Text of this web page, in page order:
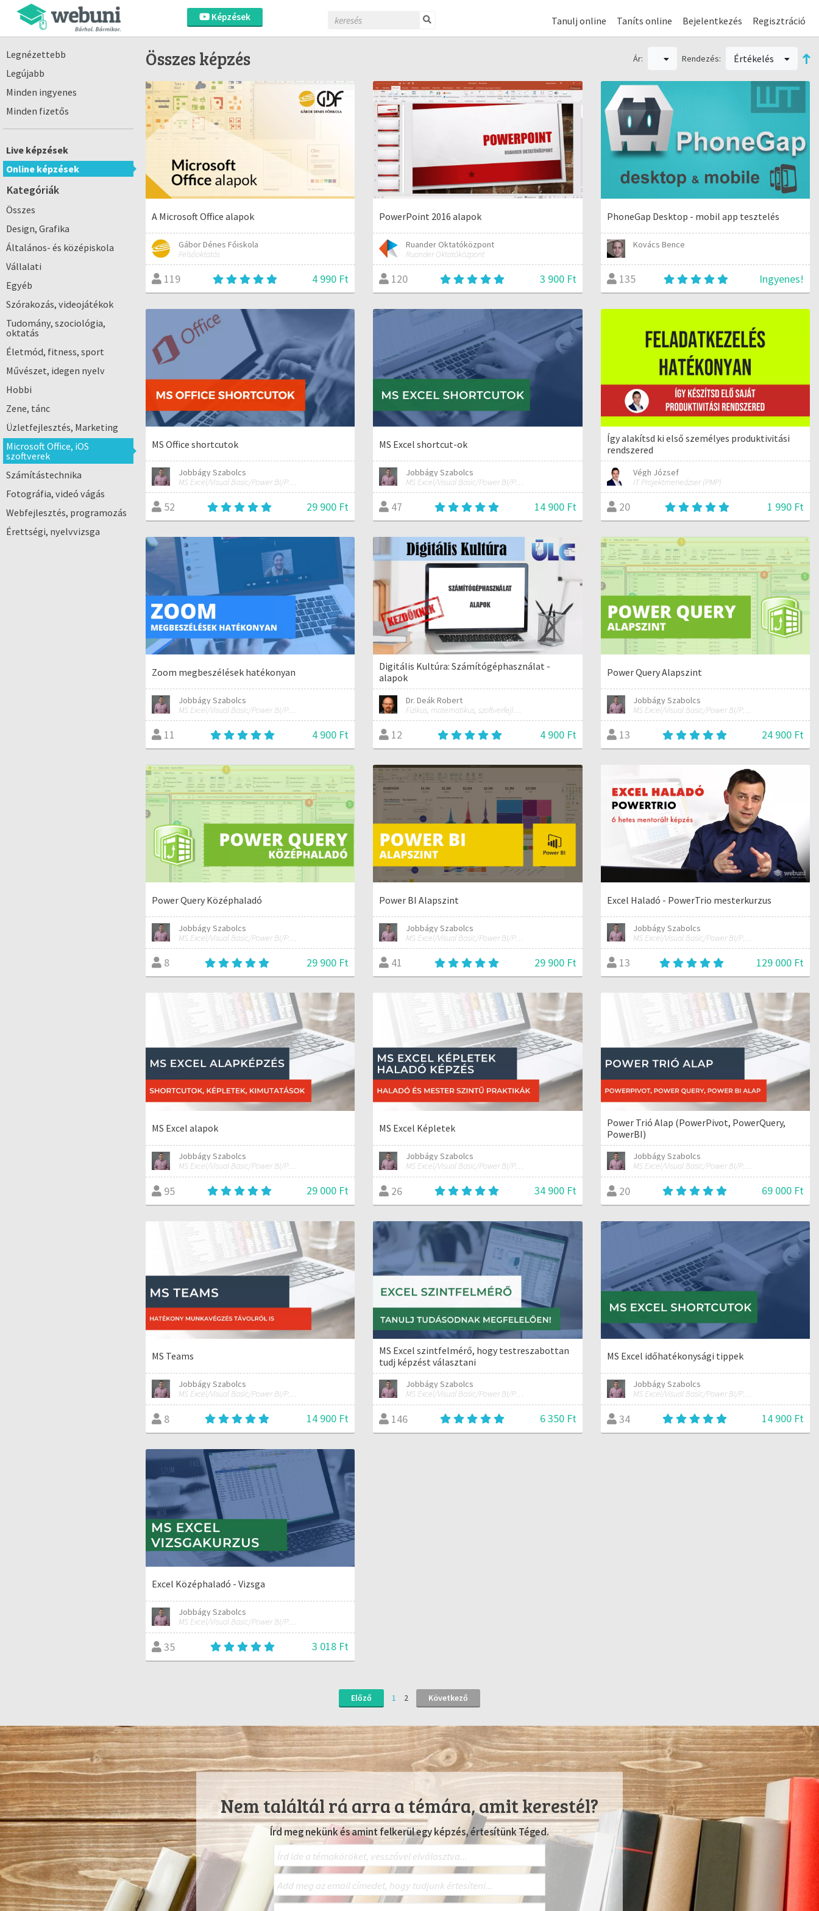
Képzések Tanulj online Taníts online Bejelentkezés Regisztráció
Legnézettebb
Legújabb
Minden ingyenes
Minden fizetős
Live képzések
Online képzések
Kategóriák
Összes
Design, Grafika
Általános- és középiskola
Vállalati
Egyéb
Szórakozás, videojátékok
Tudomány, szociológia,
oktatás
Életmód, fitness, sport
Művészet, idegen nyelv
Hobbi
Zene, tánc
Üzletfejlesztés, Marketing
Microsoft Office, iOS
szoftverek
Számítástechnika
Fotográfia, videó vágás
Webfejlesztés, programozás
Érettségi, nyelvvizsga
Összes képzés Ár: Rendezés: Értékelés
A Microsoft Office alapok
Gábor Dénes Főiskola
Felsőoktatás
119 4 990 Ft
PowerPoint 2016 alapok
Ruander Oktatóközpont
Ruander Oktatóközpont
120 3 900 Ft
PhoneGap Desktop - mobil app tesztelés
Kovács Bence
135 Ingyenes!
MS Office shortcutok
Jobbágy Szabolcs
MS Excel/Visual Basic/Power BI/Python adatelemzési szakértő
52 29 900 Ft
MS Excel shortcut-ok
Jobbágy Szabolcs
MS Excel/Visual Basic/Power BI/Python adatelemzési szakértő
47 14 900 Ft
Így alakítsd ki első személyes produktivitási
rendszered
Végh József
IT Projektmenedzser (PMP)
20 1 990 Ft
Zoom megbeszélések hatékonyan
Jobbágy Szabolcs
MS Excel/Visual Basic/Power BI/Python adatelemzési szakértő
11 4 900 Ft
Digitális Kultúra: Számítógéphasználat -
alapok
Dr. Deák Robert
Fizikus, matematikus, szoftverfejlesztő, oktató.
12 4 900 Ft
Power Query Alapszint
Jobbágy Szabolcs
MS Excel/Visual Basic/Power BI/Python adatelemzési szakértő
13 24 900 Ft
Power Query Középhaladó
Jobbágy Szabolcs
MS Excel/Visual Basic/Power BI/Python adatelemzési szakértő
8 29 900 Ft
Power BI Alapszint
Jobbágy Szabolcs
MS Excel/Visual Basic/Power BI/Python adatelemzési szakértő
41 29 900 Ft
Excel Haladó - PowerTrio mesterkurzus
Jobbágy Szabolcs
MS Excel/Visual Basic/Power BI/Python adatelemzési szakértő
13 129 000 Ft
MS Excel alapok
Jobbágy Szabolcs
MS Excel/Visual Basic/Power BI/Python adatelemzési szakértő
95 29 000 Ft
MS Excel Képletek
Jobbágy Szabolcs
MS Excel/Visual Basic/Power BI/Python adatelemzési szakértő
26 34 900 Ft
Power Trió Alap (PowerPivot, PowerQuery,
PowerBI)
Jobbágy Szabolcs
MS Excel/Visual Basic/Power BI/Python adatelemzési szakértő
20 69 000 Ft
MS Teams
Jobbágy Szabolcs
MS Excel/Visual Basic/Power BI/Python adatelemzési szakértő
8 14 900 Ft
MS Excel szintfelmérő, hogy testreszabottan
tudj képzést választani
Jobbágy Szabolcs
MS Excel/Visual Basic/Power BI/Python adatelemzési szakértő
146 6 350 Ft
MS Excel időhatékonysági tippek
Jobbágy Szabolcs
MS Excel/Visual Basic/Power BI/Python adatelemzési szakértő
34 14 900 Ft
Excel Középhaladó - Vizsga
Jobbágy Szabolcs
MS Excel/Visual Basic/Power BI/Python adatelemzési szakértő
35 3 018 Ft
Előző 1 2 Következő
Nem találtál rá arra a témára, amit kerestél?
Írd meg nekünk és amint felkerül egy képzés, értesítünk Téged.